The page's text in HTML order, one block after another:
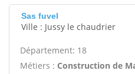
Sas fuvel
Ville : Jussy le chaudrier
Département: 18
Métiers : Construction de